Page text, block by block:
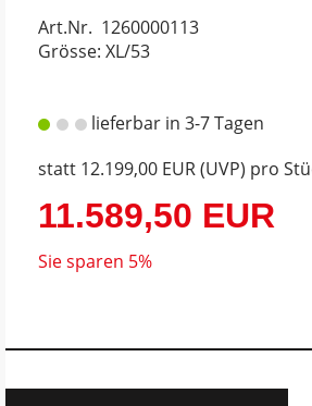
Art.Nr. 1260000113
Grösse: XL/53
lieferbar in 3-7 Tagen
statt 12.199,00 EUR(UVP) pro
11.589,50 EUR
Sie sparen 5%